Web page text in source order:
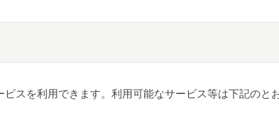
スを利用できます。利用可能なサービス等は下記のと